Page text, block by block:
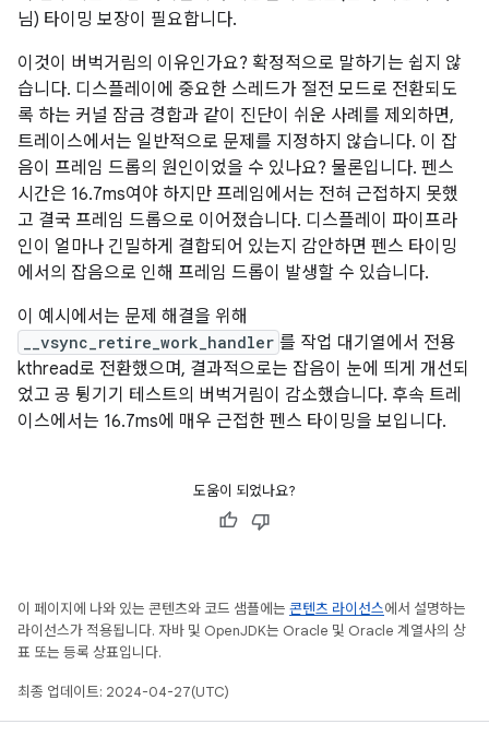
님) 타이밍 보장이 필요합니다.
이것이 버벅거림의 이유인가요? 확정적으로 말하기는 쉽지 않
습니다. 디스플레이에 중요한 스레드가 절전 모드로 전환되도
록 하는 커널 잠금 경합과 같이 진단이 쉬운 사례를 제외하면,
트레이스에서는 일반적으로 문제를 지정하지 않습니다. 이 잡
음이 프레임 드롭의 원인이었을 수 있나요? 물론입니다. 펜스
시간은 16.7ms여야 하지만 프레임에서는 전혀 근접하지 못했
고 결국 프레임 드롭으로 이어졌습니다. 디스플레이 파이프라
인이 얼마나 긴밀하게 결합되어 있는지 감안하면 펜스 타이밍
에서의 잡음으로 인해 프레임 드롭이 발생할 수 있습니다.
이 예시에서는 문제 해결을 위해
__vsync_retire_work_handler 를 작업 대기열에서 전용
kthread로 전환했으며, 결과적으로는 잡음이 눈에 띄게 개선되
었고 공 튕기기 테스트의 버벅거림이 감소했습니다. 후속 트레
이스에서는 16.7ms에 매우 근접한 펜스 타이밍을 보입니다.
도움이 되었나요?
이 페이지에 나와 있는 콘텐츠와 코드 샘플에는 콘텐츠 라이선스에서 설명하는
라이선스가 적용됩니다. 자바 및 OpenJDK는 Oracle 및 Oracle 계열사의 상
표 또는 등록 상표입니다.
최종 업데이트: 2024-04-27(UTC)